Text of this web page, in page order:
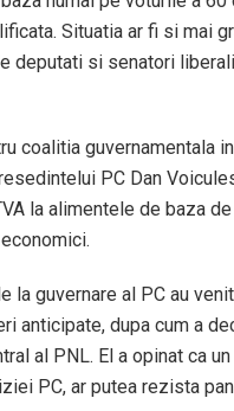
Situatia ar fi si mai
deputati si senatori
coalitia guvernamentala
PC Dan
la alimentele de baza
guvernare al PC au
anticipate, dupa cum a
al PNL. El a opinat ca
PC, ar putea rezista